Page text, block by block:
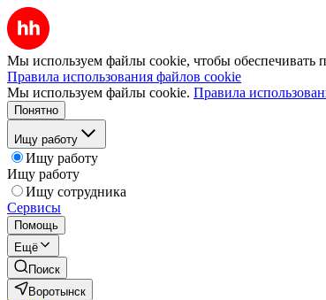
Мы используем файлы cookie, чтобы обеспечивать
Правила использования файлов cookie
Мы используем файлы cookie. Правила
Понятно
Ищу работу
Ищу работу
Ищу работу
Ищу сотрудника
Сервисы
Помощь
Ещё
Поиск
Воротынск